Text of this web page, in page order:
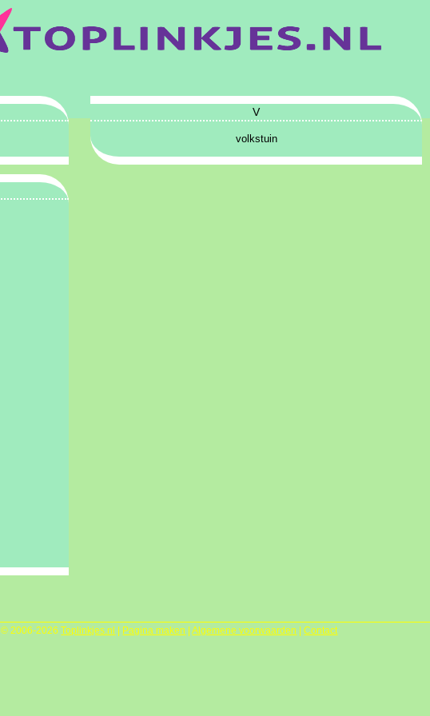
V
volkstuin
© 2006-2026Toplinkjes.nl Pagina maken |Algemene voorwaarden |Contact